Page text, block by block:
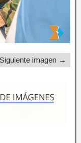
Siguiente imagen →